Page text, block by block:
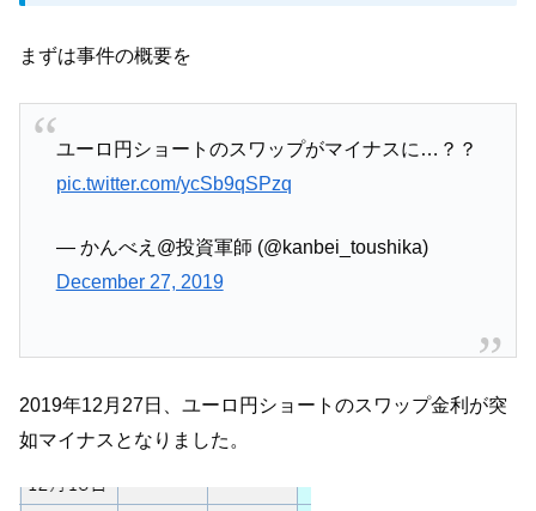
まずは事件の概要を
ユーロ円ショートのスワップがマイナスに…？？
pic.twitter.com/ycSb9qSPzq
— かんべえ@投資軍師 (@kanbei_toushika)
December 27, 2019
2019年12月27日、ユーロ円ショートのスワップ金利が突
如マイナスとなりました。